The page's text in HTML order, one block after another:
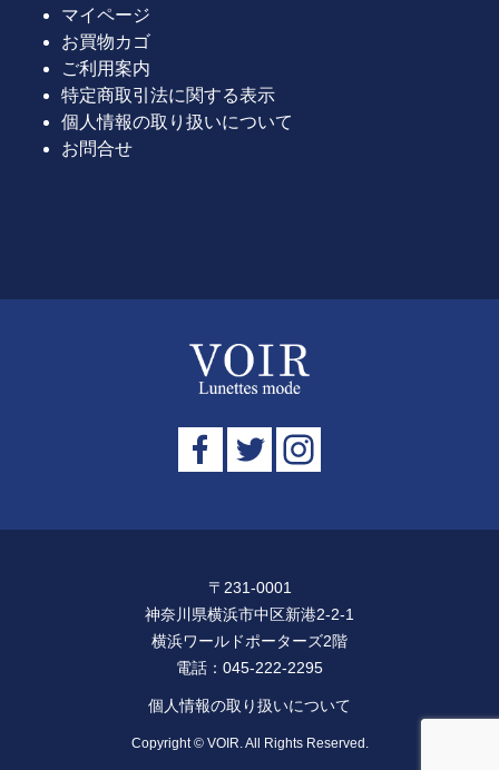
マイページ
お買物カゴ
ご利用案内
特定商取引法に関する表示
個人情報の取り扱いについて
お問合せ
〒231-0001
神奈川県横浜市中区新港2-2-1
横浜ワールドポーターズ2階
電話： 045-222-2295
個人情報の取り扱いについて
Copyright © VOIR. All Rights Reserved.